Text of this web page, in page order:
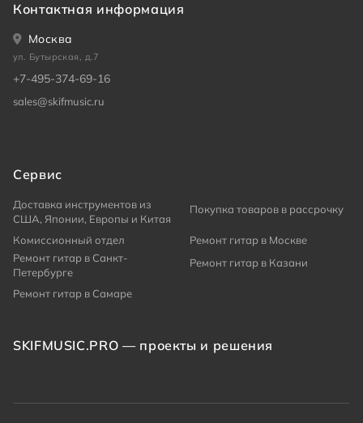
Контактная информация
Москва
ул. Бутырская, д.7
+7-495-374-69-16
sales@skifmusic.ru
Сервис
Доставка инструментов из
США, Японии, Европы и Китая
Покупка товаров в рассрочку
Комиссионный отдел
Ремонт гитар в Москве
Ремонт гитар в Санкт-
Петербурге
Ремонт гитар в Казани
Ремонт гитар в Самаре
SKIFMUSIC.PRO — проекты и решения